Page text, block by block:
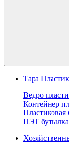
Тара
Ведро
Контейнер
Пластиковая
ПЭТ бутылка